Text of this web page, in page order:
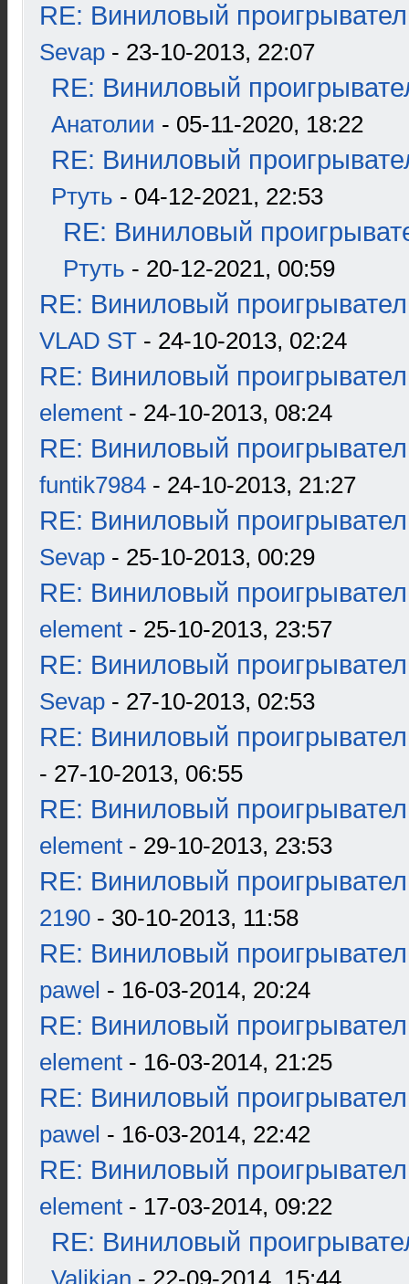
RE: Виниловый
Sevap - 23-10-2013, 22:07
RE: Виниловый
Анатолии - 05-11-2020, 18:22
RE: Виниловый
Ртуть - 04-12-2021, 22:53
RE: Виниловый
Ртуть - 20-12-2021, 00:59
RE: Виниловый
VLAD ST - 24-10-2013, 02:24
RE: Виниловый
element - 24-10-2013, 08:24
RE: Виниловый
funtik7984 - 24-10-2013, 21:27
RE: Виниловый
Sevap - 25-10-2013, 00:29
RE: Виниловый
element - 25-10-2013, 23:57
RE: Виниловый
Sevap - 27-10-2013, 02:53
RE: Виниловый
- 27-10-2013, 06:55
RE: Виниловый
element - 29-10-2013, 23:53
RE: Виниловый
2190 - 30-10-2013, 11:58
RE: Виниловый
pawel - 16-03-2014, 20:24
RE: Виниловый
element - 16-03-2014, 21:25
RE: Виниловый
pawel - 16-03-2014, 22:42
RE: Виниловый
element - 17-03-2014, 09:22
RE: Виниловый
Valikjan - 22-09-2014, 15:44